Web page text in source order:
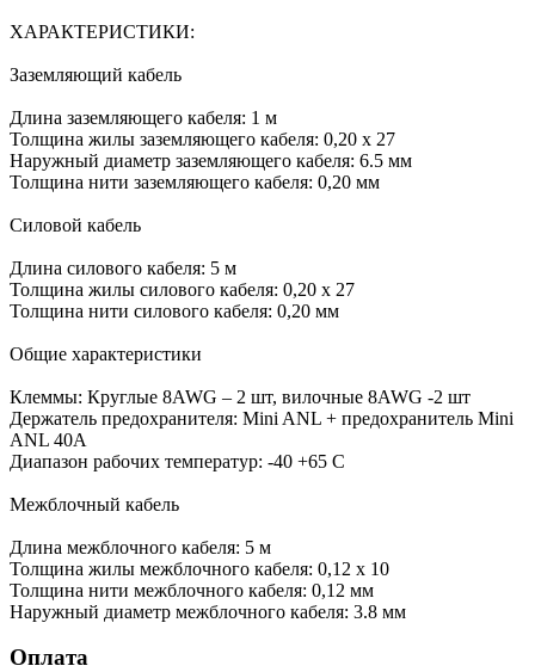
ХАРАКТЕРИСТИКИ:
Заземляющий кабель
Длина заземляющего кабеля: 1 м
Толщина жилы заземляющего кабеля: 0,20 х 27
Наружный диаметр заземляющего кабеля: 6.5 мм
Толщина нити заземляющего кабеля: 0,20 мм
Силовой кабель
Длина силового кабеля: 5 м
Толщина жилы силового кабеля: 0,20 х 27
Толщина нити силового кабеля: 0,20 мм
Общие характеристики
Клеммы: Круглые 8AWG – 2 шт, вилочные 8AWG -2 шт
Держатель предохранителя: Mini ANL + предохранитель Mini
ANL 40А
Диапазон рабочих температур: -40 +65 С
Межблочный кабель
Длина межблочного кабеля: 5 м
Толщина жилы межблочного кабеля: 0,12 х 10
Толщина нити межблочного кабеля: 0,12 мм
Наружный диаметр межблочного кабеля: 3.8 мм
Оплата